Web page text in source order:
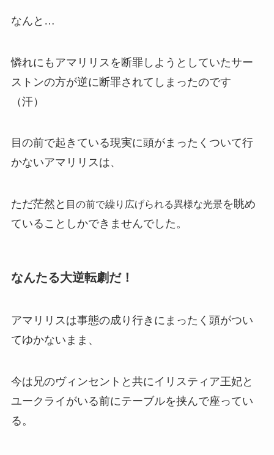
なんと…
憐れにもアマリリスを断罪しようとしていたサー
ストンの方が逆に断罪されてしまったのです
（汗）
目の前で起きている現実に頭がまったくついて行
かないアマリリスは、
ただ茫然と 目の前で繰り広げられる異様な光景を眺め
ていることしかできませんでした。
なんたる大逆転劇だ！
アマリリスは事態の成り行きにまったく頭がつい
てゆかないまま、
今は兄のヴィンセントと共にイリスティア王妃と
ユークライがいる前にテーブルを挟んで座ってい
る。